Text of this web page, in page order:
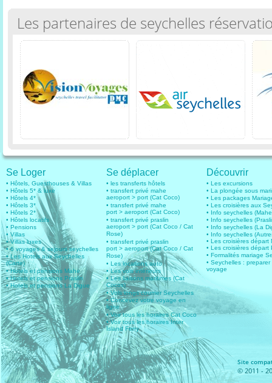
Les partenaires de seychelles
Se Loger
• Hôtels, Guesthouses & Villas
• Hôtels 5* & luxe
• Hôtels 4*
• Hôtels 3*
• Hôtels 2*
• Hôtels locatifs
• Pensions
• Villas
• Villas luxes
• 6 voyages & sejours seychelles
• Les Hotels aux Seychelles
(Carte)
• Hotels et pensions Mahe
• Hotels et pensions Praslin
• Hotels et pensions La Digue
Se déplacer
• les transferts hôtels
• transfert privé mahe
aeroport > port (Cat Coco)
• transfert privé mahe
port > aeroport (Cat Coco)
• transfert privé praslin
aeroport > port (Cat Coco / Cat
Rose)
• transfert privé praslin
port > aeroport (Cat Coco / Cat
Rose)
• Les locations auto
• Les vols intérieurs
• Les liaisons maritimes (Cat
Cocos)
• Vols longs courrier Seychelles
• Concevez votre voyage en
ligne
• Voir tous les horaires Cat Coco
• Voir tous les horaires Inter
Island Ferry
Découvrir
• Les excursions
• La plongée sous
• Les packages
• Les croisières aux
• Info seychelles
• Info seychelles
• Info seychelles (La
• Info seychelles
• Les croisières départ
• Les croisières départ
• Formalités mariage
• Seychelles : preparer
voyage
Site
© 2011 -